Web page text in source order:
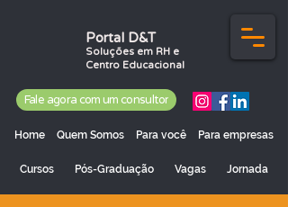
Portal D&T
Soluções em RH e
Centro Educacional
Fale agora com um consultor
Home Quem Somos Para você Para empresas
Cursos Pós-Graduação Vagas Jornada